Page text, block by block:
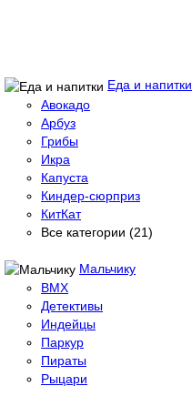
Еда и напитки
Авокадо
Арбуз
Грибы
Икра
Капуста
Киндер-сюрприз
КитКат
Все категории (21)
Мальчику
BMX
Детективы
Индейцы
Паркур
Пираты
Рыцари